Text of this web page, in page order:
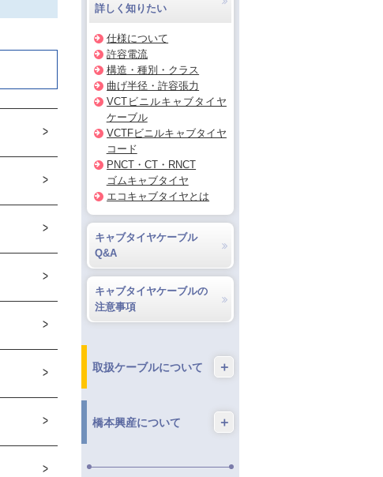
詳しく知りたい
仕様について
許容電流
構造・種別・クラス
曲げ半径・許容張力
VCTビニルキャブタイヤ
ケーブル
VCTFビニルキャブタイヤ
コード
PNCT・CT・RNCT
ゴムキャブタイヤ
エコキャブタイヤとは
キャブタイヤケーブル
Q&A
キャブタイヤケーブルの
注意事項
取扱ケーブルについて ＋
橋本興産について ＋